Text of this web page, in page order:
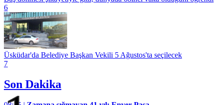
6
Üsküdar'da Belediye Başkan Vekili 5 Ağustos'ta seçilecek
7
Son Dakika